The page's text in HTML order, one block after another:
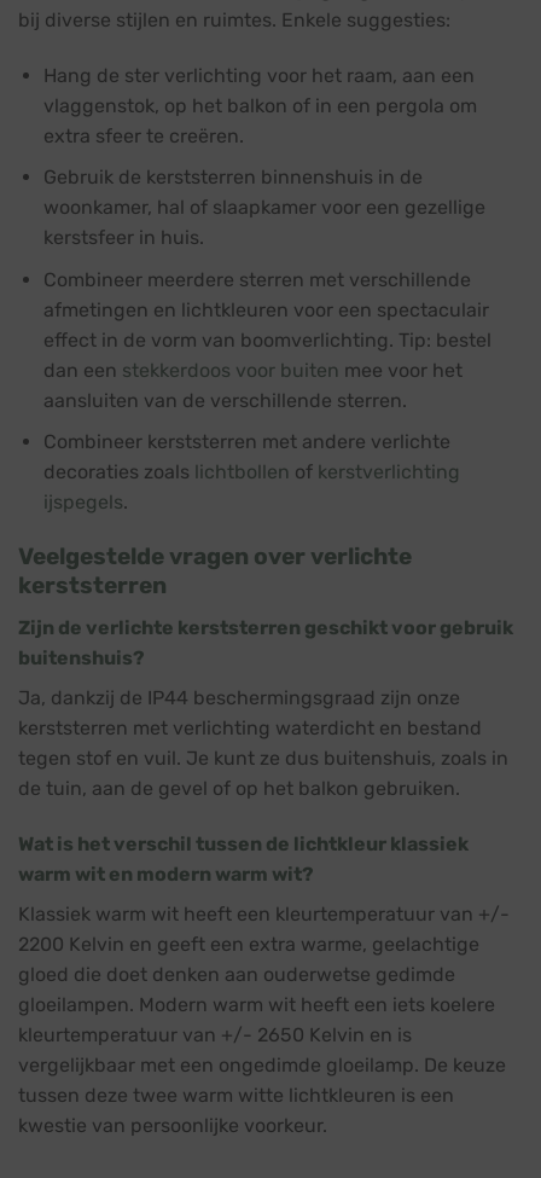
bij diverse stijlen en ruimtes. Enkele suggesties:
Hang de ster verlichting voor het raam, aan een
vlaggenstok, op het balkon of in een pergola om
extra sfeer te creëren.
Gebruik de kerststerren binnenshuis in de
woonkamer, hal of slaapkamer voor een gezellige
kerstsfeer in huis.
Combineer meerdere sterren met verschillende
afmetingen en lichtkleuren voor een spectaculair
effect in de vorm van boomverlichting. Tip: bestel
dan een stekkerdoos voor buiten mee voor het
aansluiten van de verschillende sterren.
Combineer kerststerren met andere verlichte
decoraties zoals lichtbollen of kerstverlichting
ijspegels.
Veelgestelde vragen over verlichte
kerststerren
Zijn de verlichte kerststerren geschikt voor gebruik
buitenshuis?
Ja, dankzij de IP44 beschermingsgraad zijn onze
kerststerren met verlichting waterdicht en bestand
tegen stof en vuil. Je kunt ze dus buitenshuis, zoals in
de tuin, aan de gevel of op het balkon gebruiken.
Wat is het verschil tussen de lichtkleur klassiek
warm wit en modern warm wit?
Klassiek warm wit heeft een kleurtemperatuur van +/-
2200 Kelvin en geeft een extra warme, geelachtige
gloed die doet denken aan ouderwetse gedimde
gloeilampen. Modern warm wit heeft een iets koelere
kleurtemperatuur van +/- 2650 Kelvin en is
vergelijkbaar met een ongedimde gloeilamp. De keuze
tussen deze twee warm witte lichtkleuren is een
kwestie van persoonlijke voorkeur.